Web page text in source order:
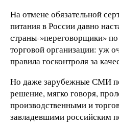
На отмене обязательной
питания в России давно
страны-»переговорщики»
торговой организации: уж
правила госконтроля за
Но даже зарубежные СМИ
решение, мягко говоря,
производственными и
завладевшими российским